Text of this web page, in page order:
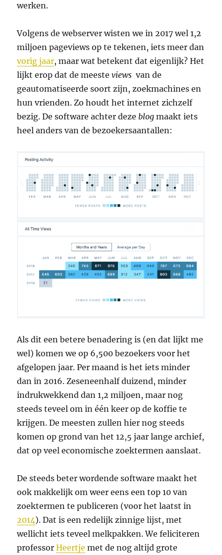
werken.
Volgens de webserver wisten we in 2017 wel 1,2
miljoen pageviews op te tekenen, iets meer dan
vorig jaar, maar wat betekent dat eigenlijk? Het
lijkt erop dat de meesteviews van de
geautomatiseerde soort zijn, zoekmachines en
hun vrienden. Zo houdt het internet zichzelf
bezig. De software achter deze blog maakt iets
heel anders van de bezoekersaantallen:
Als dit een betere benadering is (en dat lijkt me
wel) komen we op 6,500 bezoekers voor het
afgelopen jaar. Per maand is het iets minder
dan in 2016. Zeseneenhalf duizend, minder
indrukwekkend dan 1,2 miljoen, maar nog
steeds teveel om in één keer op de koffie te
krijgen. De meesten zullen hier nog steeds
komen op grond van het 12,5 jaar lange archief,
dat op veel economische zoektermen aanslaat.
De steeds beter wordende software maakt het
ook makkelijk om weer eens een top 10 van
zoektermen te publiceren (voor het laatst in
2014). Dat is een redelijk zinnige lijst, met
wellicht iets teveel melkpakken. We feliciteren
professorHeertje met de nog altijd grote